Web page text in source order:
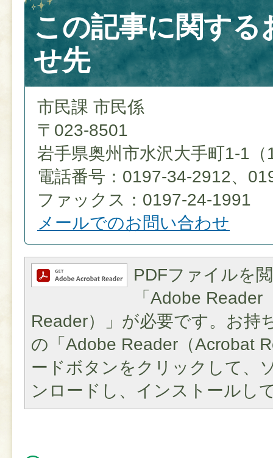
この記事に関する
せ先
市民課 市民係
〒023-8501
岩手県奥州市水沢大手町1-1（
電話番号：0197-34-2912、
ファックス：0197-24-1991
メールでのお問い合わせ
PDFファイルを
「Adobe Reader
Reader）」が必要です。お持
の「Adobe Reader（Acrobat
ードボタンをクリックして、
ンロードし、インストールし